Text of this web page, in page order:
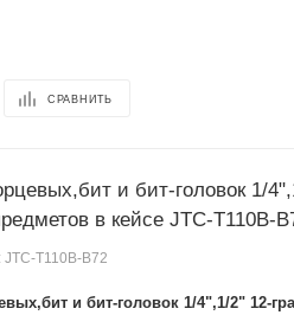
СРАВНИТЬ
и бит-головок 1/
в кейсе JTC-T110B-
JTC-T110B-B72
и бит-головок 1/4",1/2" 12-